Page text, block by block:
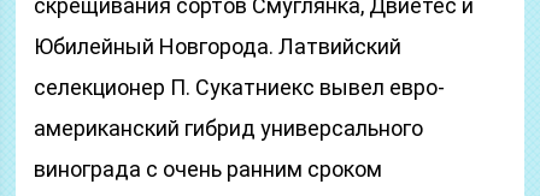
скрещивания сортов Смуглянка, Двиетес и
Юбилейный Новгорода. Латвийский
селекционер П. Сукатниекс вывел евро-
американский гибрид универсального
винограда с очень ранним сроком